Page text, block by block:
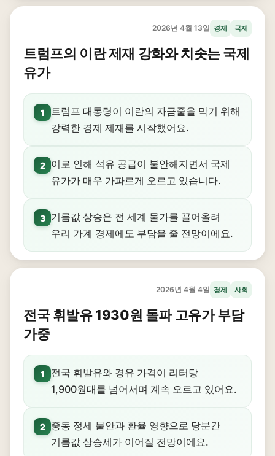
2026년 4월 13일 경제 국제
트럼프의 이란 제재 강화와 치솟는 국제
유가
1
트럼프 대통령이 이란의 자금줄을 막기 위해
강력한 경제 제재를 시작했어요.
2
이로 인해 석유 공급이 불안해지면서 국제
유가가 매우 가파르게 오르고 있습니다.
3
기름값 상승은 전 세계 물가를 끌어올려
우리 가계 경제에도 부담을 줄 전망이에요.
2026년 4월 4일 경제 사회
전국 휘발유 1930원 돌파 고유가 부담
가중
1
전국 휘발유와 경유 가격이 리터당
1,900원대를 넘어서며 계속 오르고 있어요.
2
중동 정세 불안과 환율 영향으로 당분간
기름값 상승세가 이어질 전망이에요.